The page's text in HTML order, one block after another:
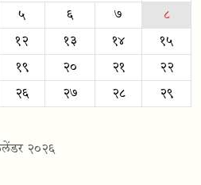
५ ६ ७ ८
१२ १३ १४ १५
१९ २० २१ २२
२६ २७ २८ २९
२०२६